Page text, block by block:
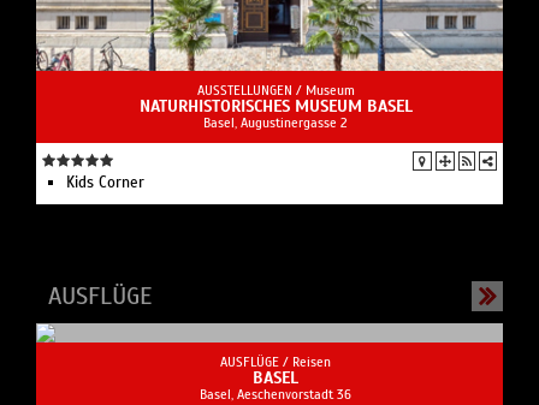
AUSSTELLUNGEN / Museum
NATURHISTORISCHES MUSEUM BASEL
Basel, Augustinergasse 2
Kids Corner
AUSFLÜGE
AUSFLÜGE / Reisen
BASEL
Basel, Aeschenvorstadt 36